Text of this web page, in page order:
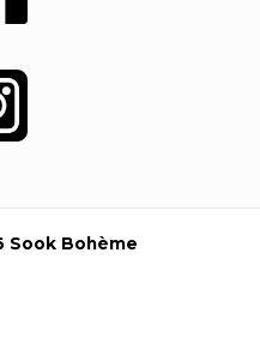
Sook Bohème